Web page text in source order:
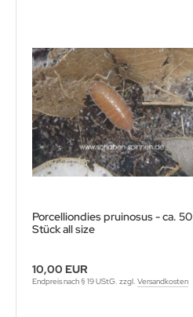
Porcelliondies pruinosus - ca. 50
Stück all size
10,00 EUR
Endpreis nach § 19 UStG. zzgl. Versandkosten